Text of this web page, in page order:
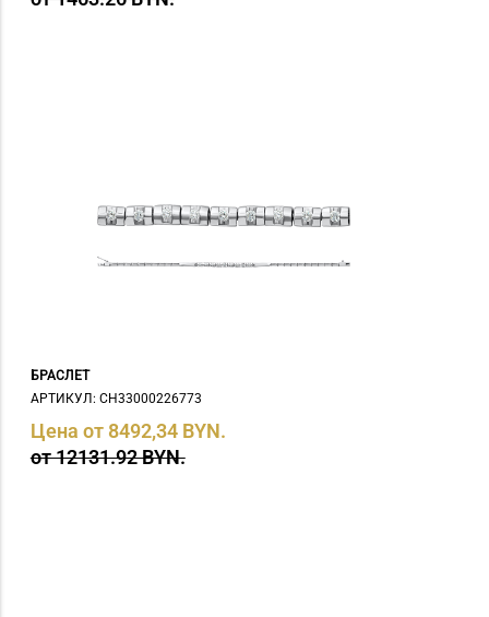
БРАСЛЕТ
АРТИКУЛ: СH33000226773
Цена от 8492,34 BYN.
от 12131.92 BYN.